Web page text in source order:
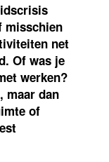
misschien
net
Of was je
werken?
maar dan
of